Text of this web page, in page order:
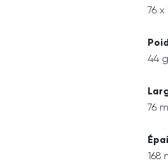
76 x
44 g
76
168